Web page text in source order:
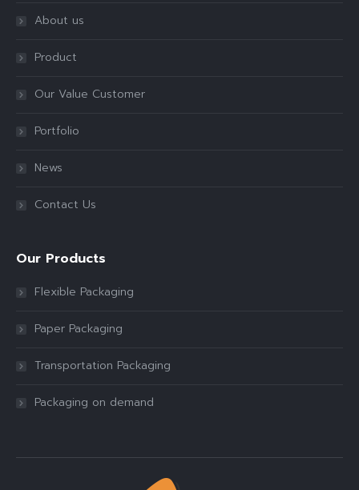
About us
Product
Our Value Customer
Portfolio
News
Contact Us
Our Products
Flexible Packaging
Paper Packaging
Transportation Packaging
Packaging on demand